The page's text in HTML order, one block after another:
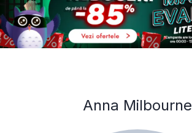
Anna Milbourne